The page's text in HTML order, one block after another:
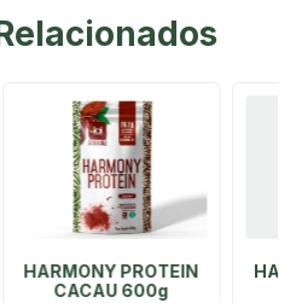
HARMONY PROTEIN
CACAU 600g